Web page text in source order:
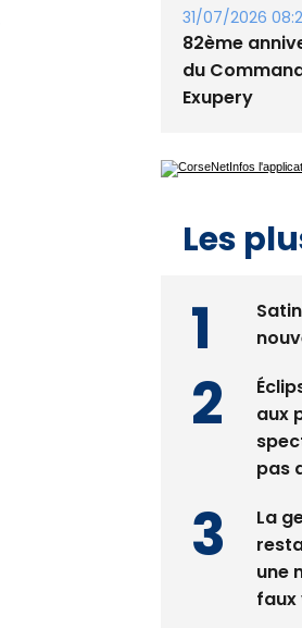
31/07/2026
82ème
du
Exupery
Les
aux
pas
La
une
faux